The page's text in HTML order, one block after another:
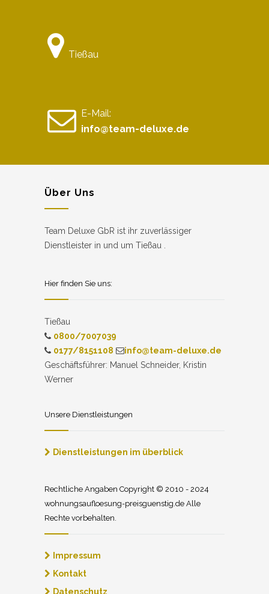
Tießau
E-Mail:
info@team-deluxe.de
Über Uns
Team Deluxe GbR ist ihr zuverlässiger
Dienstleister in und um Tießau .
Hier finden Sie uns:
Tießau
0800/7007039
0177/8151108
info@team-deluxe.de
Geschäftsführer: Manuel Schneider, Kristin
Werner
Unsere Dienstleistungen
Dienstleistungen im überblick
Rechtliche Angaben Copyright © 2010 - 2024
wohnungsaufloesung-preisguenstig.de Alle
Rechte vorbehalten.
Impressum
Kontakt
Datenschutz